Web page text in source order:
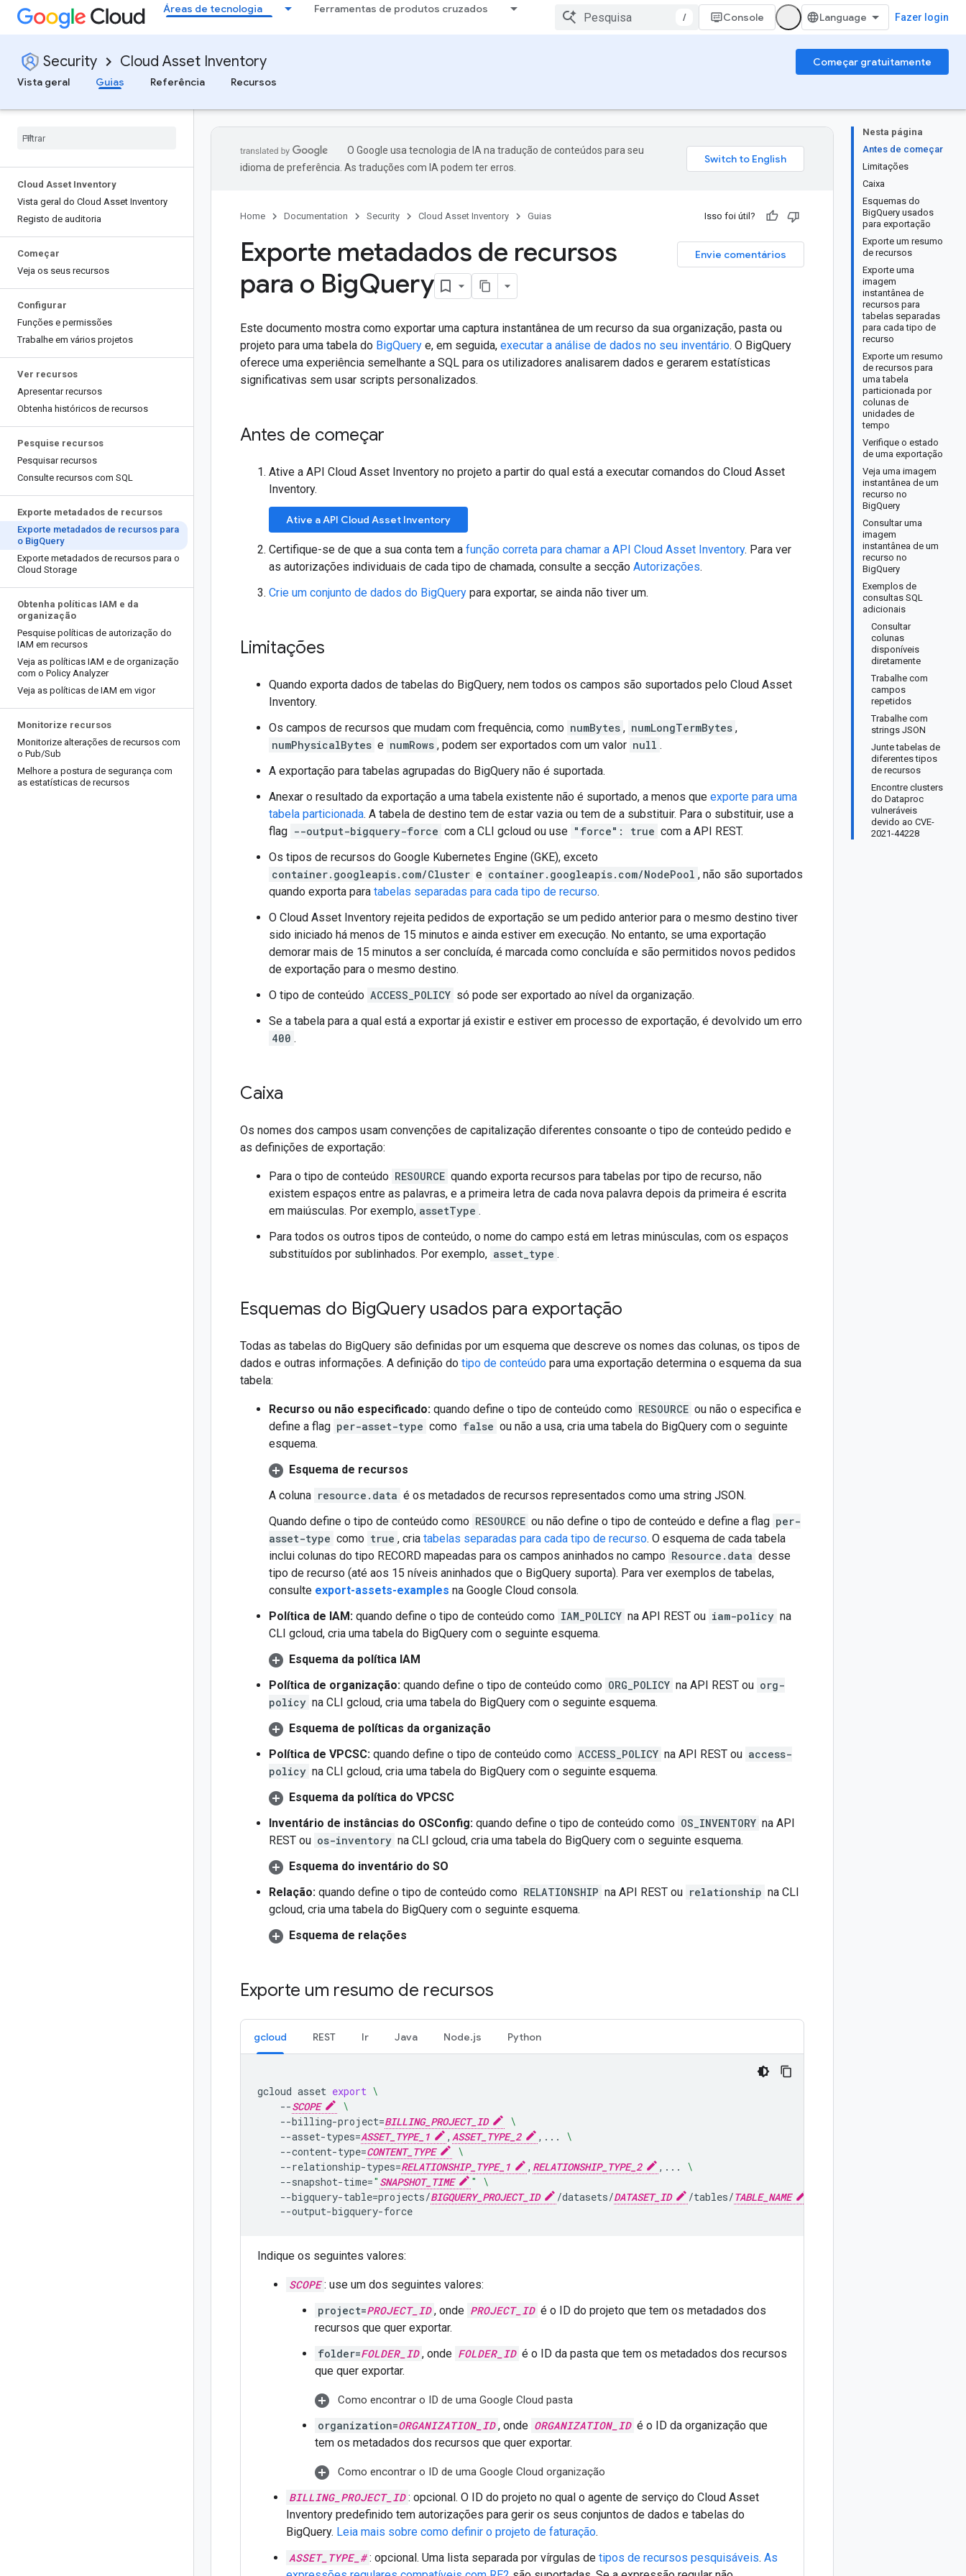
Áreas de tecnologia Ferramentas de produtos cruzados
/ Console Fazer login
Security Cloud Asset Inventory
Começar gratuitamente
Vista geral
Guias Referência Recursos
Cloud Asset Inventory
Vista geral do Cloud Asset Inventory
Registo de auditoria
Começar
Veja os seus recursos
Configurar
Funções e permissões
Trabalhe em vários projetos
Ver recursos
Apresentar recursos
Obtenha históricos de recursos
Pesquise recursos
Pesquisar recursos
Consulte recursos com SQL
Exporte metadados de recursos
Exporte metadados de recursos para
o BigQuery
Exporte metadados de recursos para o
Cloud Storage
Obtenha políticas IAM e da
organização
Pesquise políticas de autorização do
IAM em recursos
Veja as políticas IAM e de organização
com o Policy Analyzer
Veja as políticas de IAM em vigor
Monitorize recursos
Monitorize alterações de recursos com
o Pub/Sub
Melhore a postura de segurança com
as estatísticas de recursos
Nesta página
Antes de começar
Limitações
Caixa
Esquemas do
BigQuery usados
para exportação
Exporte um resumo
de recursos
Exporte uma
imagem
instantânea de
recursos para
tabelas separadas
para cada tipo de
recurso
Exporte um resumo
de recursos para
uma tabela
particionada por
colunas de
unidades de
tempo
Verifique o estado
de uma exportação
Veja uma imagem
instantânea de um
recurso no
BigQuery
Consultar uma
imagem
instantânea de um
recurso no
BigQuery
Exemplos de
consultas SQL
adicionais
Consultar
colunas
disponíveis
diretamente
Trabalhe com
campos
repetidos
Trabalhe com
strings JSON
Junte tabelas de
diferentes tipos
de recursos
Encontre clusters
do Dataproc
vulneráveis
devido ao CVE-
2021-44228
O Google usa tecnologia de IA na tradução de conteúdos para seu
idioma de preferência. As traduções com IA podem ter erros.
Home Documentation Security Cloud Asset Inventory Guias Isso foi útil?
Envie comentários
Exporte metadados de recursos
para o BigQuery
Este documento mostra como exportar uma captura instantânea de um recurso da sua organização, pasta ou
projeto para uma tabela do BigQuery e, em seguida, executar a análise de dados no seu inventário. O BigQuery
oferece uma experiência semelhante a SQL para os utilizadores analisarem dados e gerarem estatísticas
significativas sem usar scripts personalizados.
Antes de começar
Ative a API Cloud Asset Inventory no projeto a partir do qual está a executar comandos do Cloud Asset
Inventory.
Ative a API Cloud Asset Inventory
Certifique-se de que a sua conta tem a função correta para chamar a API Cloud Asset Inventory. Para ver
as autorizações individuais de cada tipo de chamada, consulte a secção Autorizações.
Crie um conjunto de dados do BigQuery para exportar, se ainda não tiver um.
Limitações
Quando exporta dados de tabelas do BigQuery, nem todos os campos são suportados pelo Cloud Asset
Inventory.
Os campos de recursos que mudam com frequência, como numBytes , numLongTermBytes ,
numPhysicalBytes e numRows , podem ser exportados com um valor null .
A exportação para tabelas agrupadas do BigQuery não é suportada.
Anexar o resultado da exportação a uma tabela existente não é suportado, a menos que exporte para uma
tabela particionada. A tabela de destino tem de estar vazia ou tem de a substituir. Para o substituir, use a
flag --output-bigquery-force com a CLI gcloud ou use "force": true com a API REST.
Os tipos de recursos do Google Kubernetes Engine (GKE), exceto
container.googleapis.com/Cluster e container.googleapis.com/NodePool , não são suportados
quando exporta para tabelas separadas para cada tipo de recurso.
O Cloud Asset Inventory rejeita pedidos de exportação se um pedido anterior para o mesmo destino tiver
sido iniciado há menos de 15 minutos e ainda estiver em execução. No entanto, se uma exportação
demorar mais de 15 minutos a ser concluída, é marcada como concluída e são permitidos novos pedidos
de exportação para o mesmo destino.
O tipo de conteúdo ACCESS_POLICY só pode ser exportado ao nível da organização.
Se a tabela para a qual está a exportar já existir e estiver em processo de exportação, é devolvido um erro
400 .
Caixa
Os nomes dos campos usam convenções de capitalização diferentes consoante o tipo de conteúdo pedido e
as definições de exportação:
Para o tipo de conteúdo RESOURCE quando exporta recursos para tabelas por tipo de recurso, não
existem espaços entre as palavras, e a primeira letra de cada nova palavra depois da primeira é escrita
em maiúsculas. Por exemplo, assetType .
Para todos os outros tipos de conteúdo, o nome do campo está em letras minúsculas, com os espaços
substituídos por sublinhados. Por exemplo, asset_type .
Esquemas do BigQuery usados para exportação
Todas as tabelas do BigQuery são definidas por um esquema que descreve os nomes das colunas, os tipos de
dados e outras informações. A definição do tipo de conteúdo para uma exportação determina o esquema da sua
tabela:
Recurso ou não especificado: quando define o tipo de conteúdo como RESOURCE ou não o especifica e
define a flag per-asset-type como false ou não a usa, cria uma tabela do BigQuery com o seguinte
esquema.
Esquema de recursos
A coluna resource.data é os metadados de recursos representados como uma string JSON.
Quando define o tipo de conteúdo como RESOURCE ou não define o tipo de conteúdo e define a flag per-
asset-type como true , cria tabelas separadas para cada tipo de recurso. O esquema de cada tabela
inclui colunas do tipo RECORD mapeadas para os campos aninhados no campo Resource.data desse
tipo de recurso (até aos 15 níveis aninhados que o BigQuery suporta). Para ver exemplos de tabelas,
consulte export-assets-examples na Google Cloud consola.
Política de IAM: quando define o tipo de conteúdo como IAM_POLICY na API REST ou iam-policy na
CLI gcloud, cria uma tabela do BigQuery com o seguinte esquema.
Esquema da política IAM
Política de organização: quando define o tipo de conteúdo como ORG_POLICY na API REST ou org-
policy na CLI gcloud, cria uma tabela do BigQuery com o seguinte esquema.
Esquema de políticas da organização
Política de VPCSC: quando define o tipo de conteúdo como ACCESS_POLICY na API REST ou access-
policy na CLI gcloud, cria uma tabela do BigQuery com o seguinte esquema.
Esquema da política do VPCSC
Inventário de instâncias do OSConfig: quando define o tipo de conteúdo como OS_INVENTORY na API
REST ou os-inventory na CLI gcloud, cria uma tabela do BigQuery com o seguinte esquema.
Esquema do inventário do SO
Relação: quando define o tipo de conteúdo como RELATIONSHIP na API REST ou relationship na CLI
gcloud, cria uma tabela do BigQuery com o seguinte esquema.
Esquema de relações
Exporte um resumo de recursos
gcloud REST Ir Java Node.js Python
gcloud asset export \
--SCOPE
\
--billing-project=BILLING_PROJECT_ID
\
--asset-types=ASSET_TYPE_1 , ASSET_TYPE_2 ,...
\
--content-type=CONTENT_TYPE
\
--relationship-types=RELATIONSHIP_TYPE_1 , RELATIONSHIP_TYPE_2 ,...
\
--snapshot-time=" SNAPSHOT_TIME "
\
--bigquery-table=projects/BIGQUERY_PROJECT_ID /datasets/DATASET_ID /tables/TABLE_NAME
--output-bigquery-force
Indique os seguintes valores:
SCOPE : use um dos seguintes valores:
project=PROJECT_ID , onde PROJECT_ID é o ID do projeto que tem os metadados dos
recursos que quer exportar.
folder=FOLDER_ID , onde FOLDER_ID é o ID da pasta que tem os metadados dos recursos
que quer exportar.
Como encontrar o ID de uma Google Cloud pasta
organization=ORGANIZATION_ID , onde ORGANIZATION_ID é o ID da organização que
tem os metadados dos recursos que quer exportar.
Como encontrar o ID de uma Google Cloud organização
BILLING_PROJECT_ID : opcional. O ID do projeto no qual o agente de serviço do Cloud Asset
Inventory predefinido tem autorizações para gerir os seus conjuntos de dados e tabelas do
BigQuery. Leia mais sobre como definir o projeto de faturação.
ASSET_TYPE_# : opcional. Uma lista separada por vírgulas de tipos de recursos pesquisáveis. As